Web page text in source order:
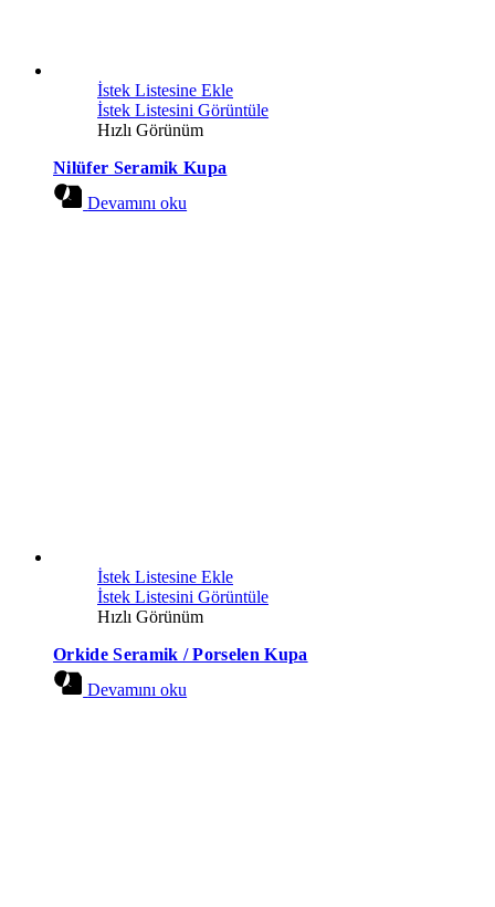
İstek Listesine Ekle
İstek Listesini Görüntüle
Hızlı Görünüm
Nilüfer Seramik Kupa
Devamını oku
İstek Listesine Ekle
İstek Listesini Görüntüle
Hızlı Görünüm
Orkide Seramik / Porselen Kupa
Devamını oku